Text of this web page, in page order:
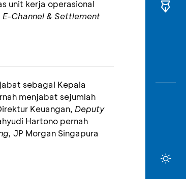
unit kerja operasional
E-Channel & Settlement
sebagai Kepala
menjabat sejumlah
Keuangan, Deputy
Hartono pernah
JP Morgan Singapura